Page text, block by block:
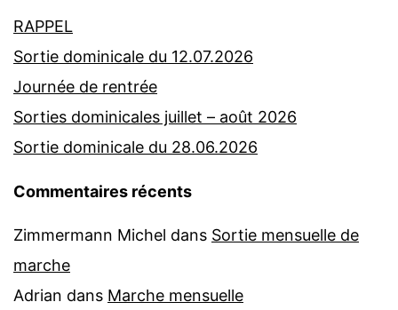
RAPPEL
Sortie dominicale du 12.07.2026
Journée de rentrée
Sorties dominicales juillet – août 2026
Sortie dominicale du 28.06.2026
Commentaires récents
Zimmermann Michel dans Sortie mensuelle de
marche
Adrian dans Marche mensuelle